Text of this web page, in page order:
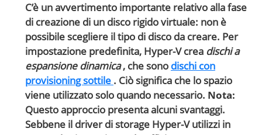
C’è un avvertimento importante relativo alla fase
di creazione di un disco rigido virtuale: non è
possibile scegliere il tipo di disco da creare. Per
impostazione predefinita, Hyper-V crea dischi a
espansione dinamica, che sono dischi con
provisioning sottile . Ciò significa che lo spazio
viene utilizzato solo quando necessario. Nota:
Questo approccio presenta alcuni svantaggi.
Sebbene il driver di storage Hyper-V utilizzi in